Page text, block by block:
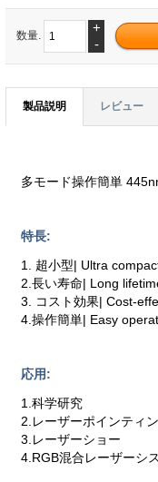
数量.
+
-
製品説明 レビュー
多モード操作簡単
特長:
1. 超小型| Ultra
2.長い寿命| Long
3. コスト効果| Cost-
4.操作簡単| Easy
応用:
1.科学研究
2.レーザーポインティ
3.レーザーショー
4.RGB混合レーザーシ